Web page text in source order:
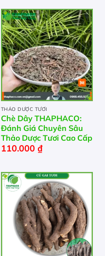
THẢO DƯỢC TƯƠI
Chè Dây THAPHACO:
Đánh Giá Chuyên Sâu
Thảo Dược Tươi Cao Cấp
110.000 ₫